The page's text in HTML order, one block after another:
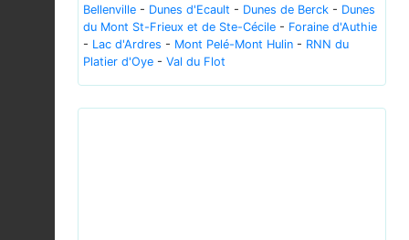
Bellenville - Dunes d'Ecault - Dunes de Berck - Dunes
du Mont St-Frieux et de Ste-Cécile - Foraine d'Authie
- Lac d'Ardres - Mont Pelé-Mont Hulin - RNN du
Platier d'Oye - Val du Flot